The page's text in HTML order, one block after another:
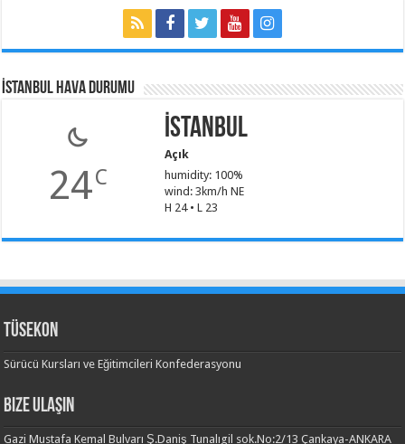
İSTANBUL HAVA DURUMU
24C
İstanbul
Açık
humidity: 100%
wind: 3km/h NE
H 24 • L 23
TÜSEKON
Sürücü Kursları ve Eğitimcileri Konfederasyonu
Bize Ulaşın
Gazi Mustafa Kemal Bulvarı Ş.Daniş Tunalıgil sok.No:2/13 Çankaya-ANKARA